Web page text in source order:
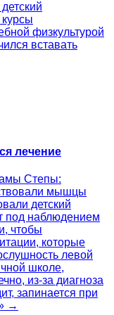
физкультурой
вставать
лечение
Степы:
мышцы
детский
под наблюдением
чтобы
которые
левой
школе,
из-за диагноза
запинается при
→